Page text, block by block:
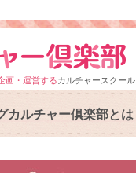
画・運営するカルチャースクール
カルチャー倶楽部とは